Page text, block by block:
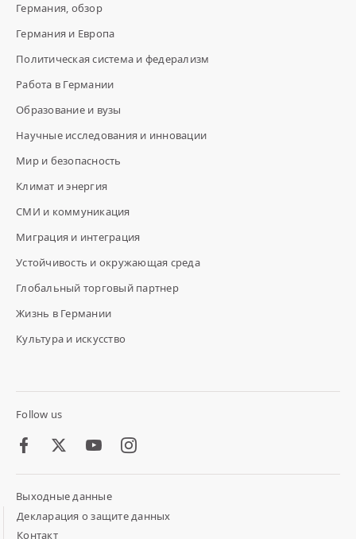
Германия, обзор
Германия и Европа
Политическая система и федерализм
Работа в Германии
Образование и вузы
Научные исследования и инновации
Мир и безопасность
Климат и энергия
СМИ и коммуникация
Миграция и интеграция
Устойчивость и окружающая среда
Глобальный торговый партнер
Жизнь в Германии
Культура и искусство
Follow us
FacebookTwitter Youtube
Footer
Meta
Links
Выходные данные
Декларация о защите данных
Контакт